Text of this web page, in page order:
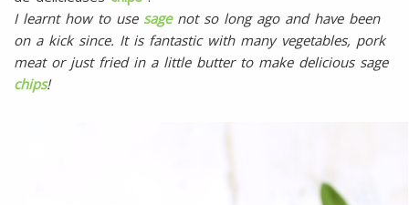
I learnt how to use sage not so long ago and have been
on a kick since. It is fantastic with many vegetables, pork
meat or just fried in a little butter to make delicious sage
chips!